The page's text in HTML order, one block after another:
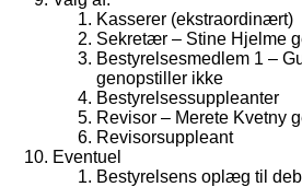
Kasserer (ekstraordinært)
Sekretær – Stine Hjelme
Bestyrelsesmedlem 1 –
genopstiller ikke
Bestyrelsessuppleanter
Revisor – Merete Kvetny
Revisorsuppleant
Eventuel
Bestyrelsens oplæg til